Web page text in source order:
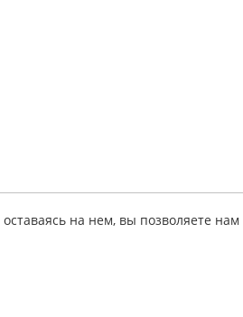
на нем, вы позволяете